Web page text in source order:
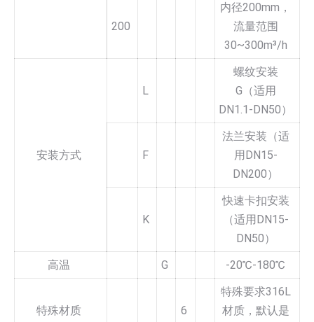
200
内径200mm，
流量范围
30~300m³/h
安装方式
L
螺纹安装
G（适用
DN1.1-DN50）
F
法兰安装（适
用DN15-
DN200）
K
快速卡扣安装
（适用DN15-
DN50）
高温
G -20℃-180℃
特殊材质 6
特殊要求316L
材质，默认是